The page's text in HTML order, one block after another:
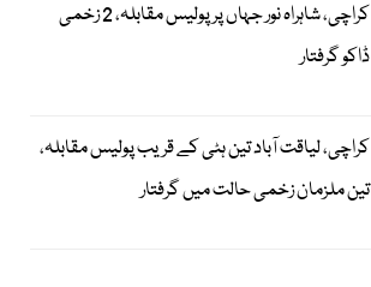
کراچی، شاہراہ نور جہاں پر پولیس مقابلہ، 2 زخمی
ڈاکو گرفتار
کراچی، لیاقت آباد تین ہٹی کے قریب پولیس مقابلہ،
تین ملزمان زخمی حالت میں گرفتار